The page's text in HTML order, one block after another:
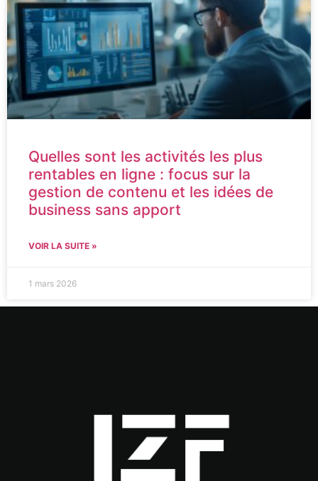
Quelles sont les activités les plus
rentables en ligne : focus sur la
gestion de contenu et les idées de
business sans apport
VOIR LA SUITE »
1 mars 2026